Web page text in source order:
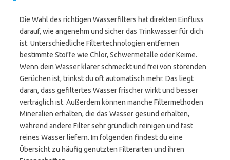
Die Wahl des richtigen Wasserfilters hat direkten Einfluss
darauf, wie angenehm und sicher das Trinkwasser für dich
ist. Unterschiedliche Filtertechnologien entfernen
bestimmte Stoffe wie Chlor, Schwermetalle oder Keime.
Wenn dein Wasser klarer schmeckt und frei von störenden
Gerüchen ist, trinkst du oft automatisch mehr. Das liegt
daran, dass gefiltertes Wasser frischer wirkt und besser
verträglich ist. Außerdem können manche Filtermethoden
Mineralien erhalten, die das Wasser gesund erhalten,
während andere Filter sehr gründlich reinigen und fast
reines Wasser liefern. Im folgenden findest du eine
Übersicht zu häufig genutzten Filterarten und ihren